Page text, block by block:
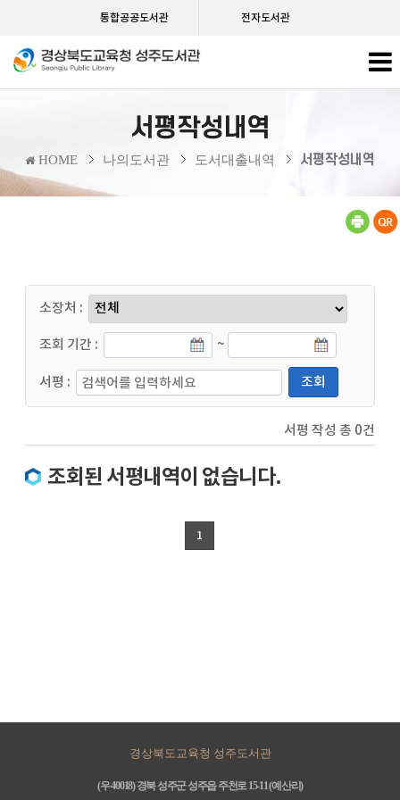
통합공공도서관 전자도서관
서평작성내역
HOME 나의도서관 도서대출내역 서평작성내역
소장처 :
조회 기간 : ~
서평 : 조회
서평 작성 총 0건
조회된 서평내역이 없습니다.
1
경상북도교육청 성주도서관
(우 40018) 경북 성주군 성주읍 주천로 15-11 (예산리)